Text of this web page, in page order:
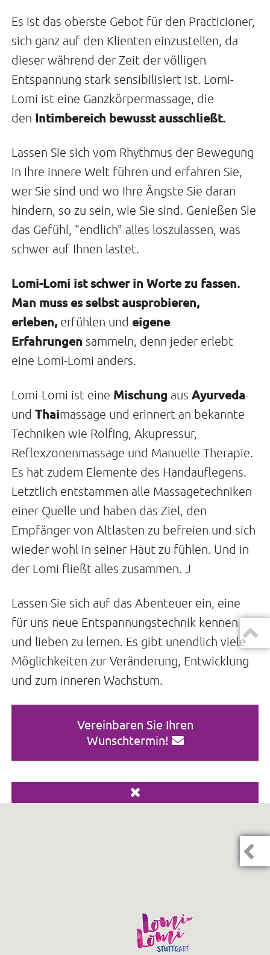
Es ist das oberste Gebot für den Practicioner,
sich ganz auf den Klienten einzustellen, da
dieser während der Zeit der völligen
Entspannung stark sensibilisiert ist. Lomi-
Lomi ist eine Ganzkörpermassage, die
den Intimbereich bewusst ausschließt.
Lassen Sie sich vom Rhythmus der Bewegung
in Ihre innere Welt führen und erfahren Sie,
wer Sie sind und wo Ihre Ängste Sie daran
hindern, so zu sein, wie Sie sind. Genießen Sie
das Gefühl, "endlich" alles loszulassen, was
schwer auf Ihnen lastet.
Lomi-Lomi ist schwer in Worte zu fassen.
Man muss es selbst ausprobieren,
erleben, erfühlen und eigene
Erfahrungen sammeln, denn jeder erlebt
eine Lomi-Lomi anders.
Lomi-Lomi ist eine Mischung aus Ayurveda-
und Thaimassage und erinnert an bekannte
Techniken wie Rolfing, Akupressur,
Reflexzonenmassage und Manuelle Therapie.
Es hat zudem Elemente des Handauflegens.
Letztlich entstammen alle Massagetechniken
einer Quelle und haben das Ziel, den
Empfänger von Altlasten zu befreien und sich
wieder wohl in seiner Haut zu fühlen. Und in
der Lomi fließt alles zusammen. J
Lassen Sie sich auf das Abenteuer ein, eine
für uns neue Entspannungstechnik kennen
und lieben zu lernen. Es gibt unendlich viele
Möglichkeiten zur Veränderung, Entwicklung
und zum inneren Wachstum.
Vereinbaren Sie Ihren
Wunschtermin!